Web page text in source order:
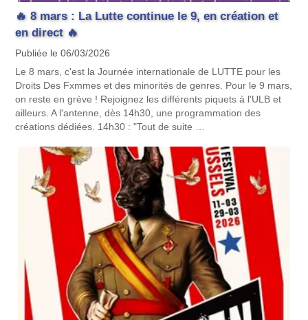
🔥 8 mars : La Lutte continue le 9, en création et
en direct 🔥
Publiée le 06/03/2026
Le 8 mars, c'est la Journée internationale de LUTTE pour les
Droits Des Fxmmes et des minorités de genres. Pour le 9 mars,
on reste en grève ! Rejoignez les différents piquets à l'ULB et
ailleurs. A l'antenne, dès 14h30, une programmation des
créations dédiées. 14h30 : "Tout de suite …